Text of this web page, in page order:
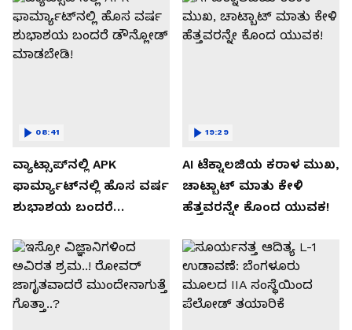
ವ್ಯಾಟ್ಸಾಪ್‌ನಲ್ಲಿ APK
ಫಾರ್ಮ್ಯಾಟ್‌ನಲ್ಲಿ ಹೊಸ ವರ್ಷ
ಶುಭಾಶಯ ಬಂದರೆ
08:41
AI ಟೆಕ್ನಾಲಜಿಯ ಕರಾಳ ಮುಖ,
ಚಾಟ್ಬಾಟ್ ಮಾತು ಕೇಳಿ
ಹೆತ್ತವರನ್ನೇ ಕೊಂದ ಯುವಕ!
19:29